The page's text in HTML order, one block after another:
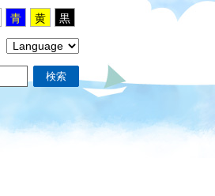
青 黄
黒
検索